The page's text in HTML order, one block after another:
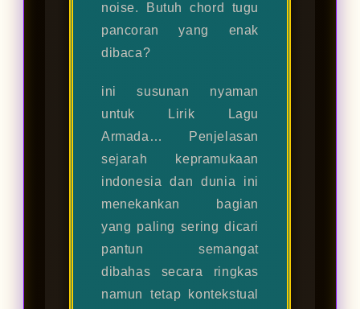
noise. Butuh chord tugu
pancoran yang enak
dibaca?
ini susunan nyaman
untuk Lirik Lagu
Armada… Penjelasan
sejarah kepramukaan
indonesia dan dunia ini
menekankan bagian
yang paling sering dicari
pantun semangat
dibahas secara ringkas
namun tetap kontekstual